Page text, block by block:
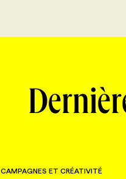
CAMPAGNES ET CRÉATIVITÉ